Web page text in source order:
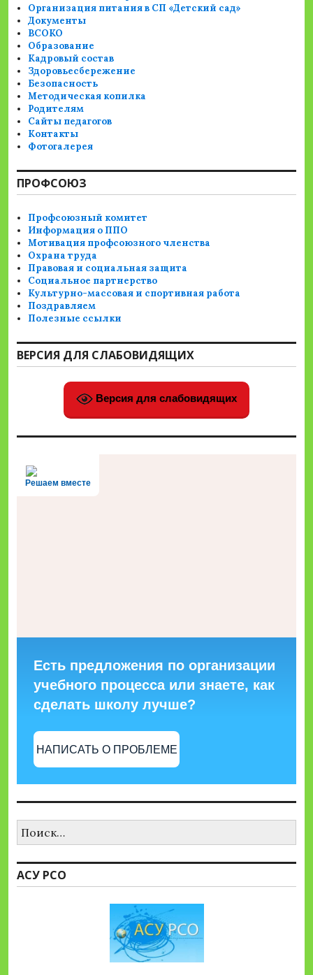
Организация питания в СП «Детский сад»
Документы
ВСОКО
Образование
Кадровый состав
Здоровьесбережение
Безопасность
Методическая копилка
Родителям
Сайты педагогов
Контакты
Фотогалерея
ПРОФСОЮЗ
Профсоюзный комитет
Информация о ППО
Мотивация профсоюзного членства
Охрана труда
Правовая и социальная защита
Социальное партнерство
Культурно-массовая и спортивная работа
Поздравляем
Полезные ссылки
ВЕРСИЯ ДЛЯ СЛАБОВИДЯЩИХ
Версия для слабовидящих
Решаем вместе
Есть предложения по организации
учебного процесса или знаете, как
сделать школу лучше?
НАПИСАТЬ О ПРОБЛЕМЕ
АСУ РСО